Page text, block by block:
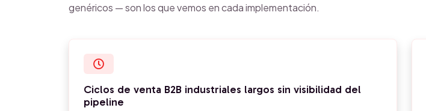
genéricos — son los que vemos en cada implementación.
Ciclos de venta B2B industriales largos sin visibilidad del
pipeline